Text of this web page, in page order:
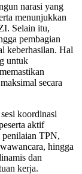
narasi yang
menunjukkan
Selain itu,
pembagian
keberhasilan. Hal
untuk
secara
koordinasi
aktif
penilaian TPN,
hingga
dan
kerja.